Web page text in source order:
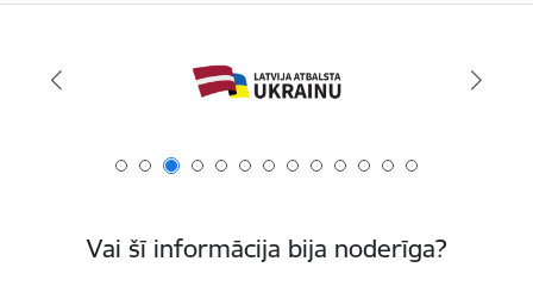
Vai šī informācija bija noderīga?